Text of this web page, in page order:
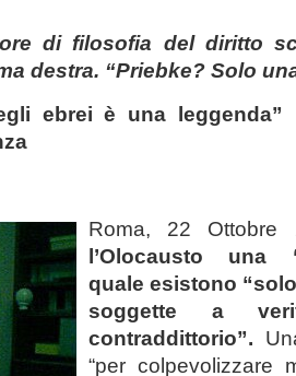
di filosofia del diritto
destra. “Priebke? Solo
ebrei è una leggenda”
Roma, 22
l’Olocausto una
quale esistono
soggette a
contraddittorio”.
“per colpevolizzare